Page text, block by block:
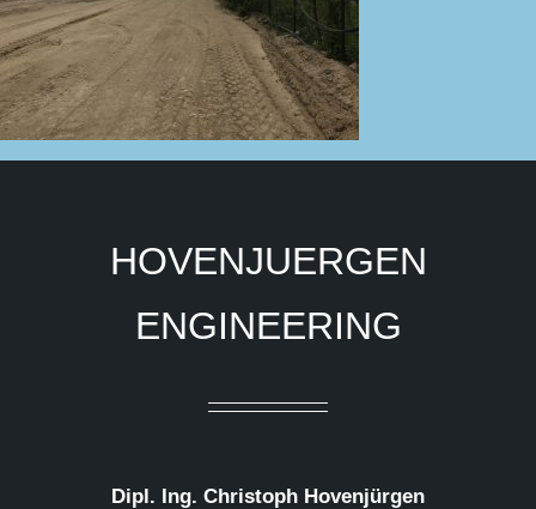
HOVENJUERGEN
ENGINEERING
Dipl. Ing. Christoph Hovenjürgen